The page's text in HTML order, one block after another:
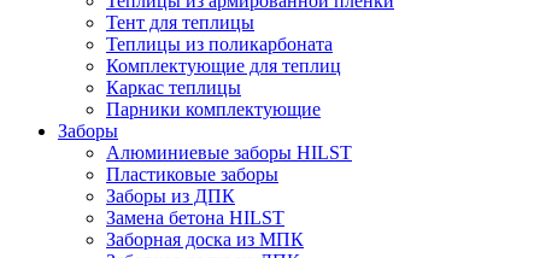
Тент для теплицы
Теплицы из поликарбоната
Комплектующие для теплиц
Каркас теплицы
Парники комплектующие
Заборы
Алюминиевые заборы HILST
Пластиковые заборы
Заборы из ДПК
Замена бетона HILST
Заборная доска из МПК